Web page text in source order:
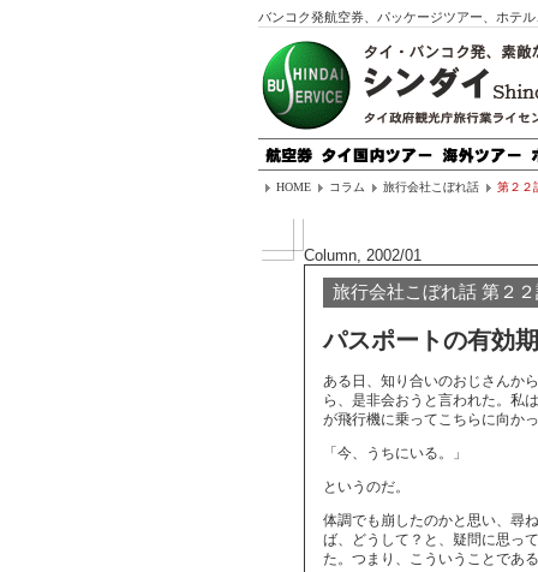
バンコク発航空券、パッケージツアー、ホテ
HOME コラム 旅行会社こぼれ話 第２２
Column, 2002/01
旅行会社こぼれ話 第２
パスポートの有効
ある日、知り合いのおじさんか
ら、是非会おうと言われた。私
が飛行機に乗ってこちらに向か
「今、うちにいる。」
というのだ。
体調でも崩したのかと思い、尋
ば、どうして？と、疑問に思っ
た。つまり、こういうことであ